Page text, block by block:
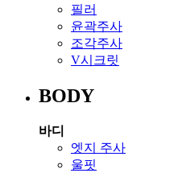
필러
윤곽주사
조각주사
V시크릿
BODY
바디
엣지 주사
울핏